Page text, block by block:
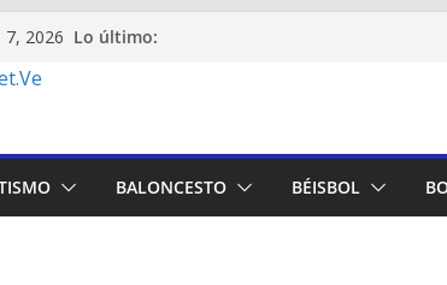
2026 Lo último:
BALONCESTO BÉISBOL